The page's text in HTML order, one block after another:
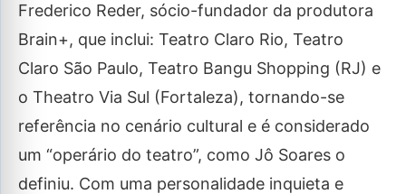
Frederico Reder, sócio-fundador da produtora
Brain+, que inclui: Teatro Claro Rio, Teatro
Claro São Paulo, Teatro Bangu Shopping (RJ) e
o Theatro Via Sul (Fortaleza), tornando-se
referência no cenário cultural e é considerado
um “operário do teatro”, como Jô Soares o
definiu. Com uma personalidade inquieta e